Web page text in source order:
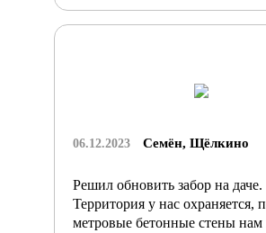
06.12.2023 Семён, Щёлкино
Решил обновить забор на даче.
Территория у нас охраняется,
метровые бетонные стены нам